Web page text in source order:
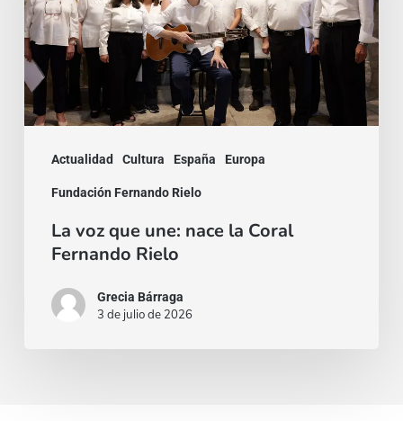
Actualidad Cultura España Europa
Fundación Fernando Rielo
nace
la
Coral
Fernando
La voz que une: nace la Coral
Fernando Rielo
Grecia Bárraga
3 de julio de 2026